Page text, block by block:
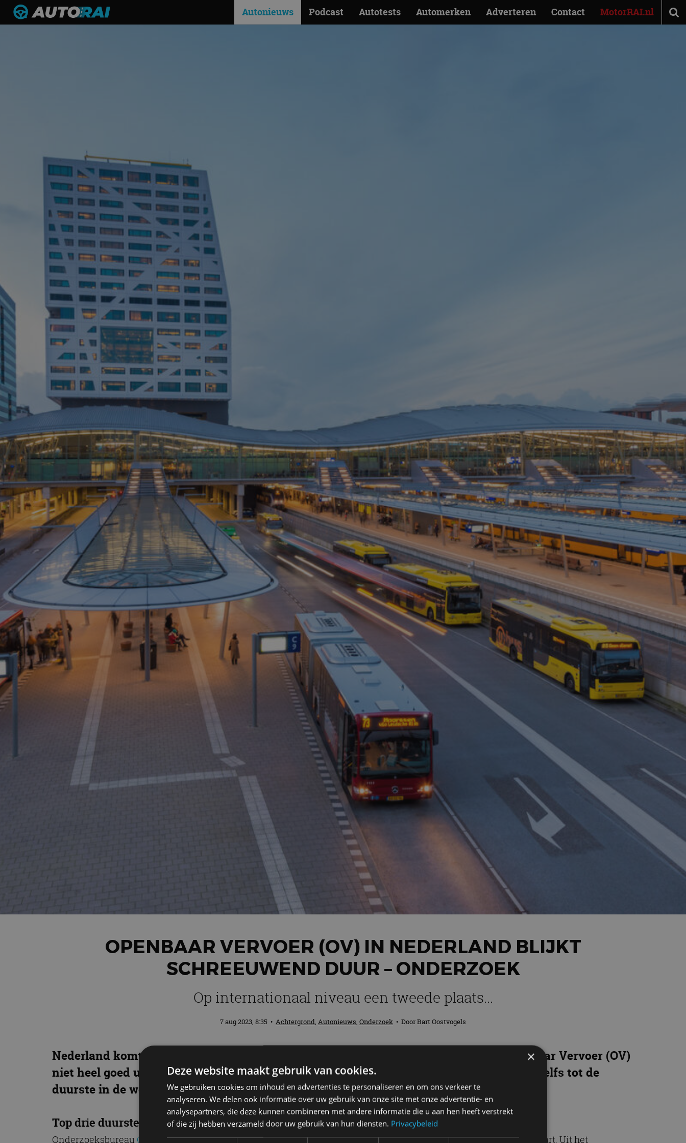
Autonieuws Podcast Autotests Automerken Adverteren Contact MotorRAI.nl
OPENBAAR VERVOER (OV) IN NEDERLAND BLIJKT
SCHREEUWEND DUUR – ONDERZOEK
Op internationaal niveau een tweede plaats...
7 aug 2023, 8:35 • Achtergrond, Autonieuws, Onderzoek • DoorBart Oostvogels
Nederland komt in een uitgebreid internationaal onderzoek naar tarieven in het Openbaar Vervoer (OV)
niet heel goed uit de verf. De tarieven van het Openbaar Vervoer in Nederland behoren zelfs tot de
duurste in de wereld.
Top drie duurste OV-landen
Onderzoeksbureau Compare the Marketbracht OV-tarieven van 99 verschillende landen over de hele wereld in kaart. Uit het
×
Deze website maakt gebruik van cookies.
We gebruiken cookies om inhoud en advertenties te personaliseren en om ons verkeer te
analyseren. We delen ook informatie over uw gebruik van onze site met onze advertentie- en
analysepartners, die deze kunnen combineren met andere informatie die u aan hen heeft verstrekt
of die zij hebben verzameld door uw gebruik van hun diensten. Privacybeleid